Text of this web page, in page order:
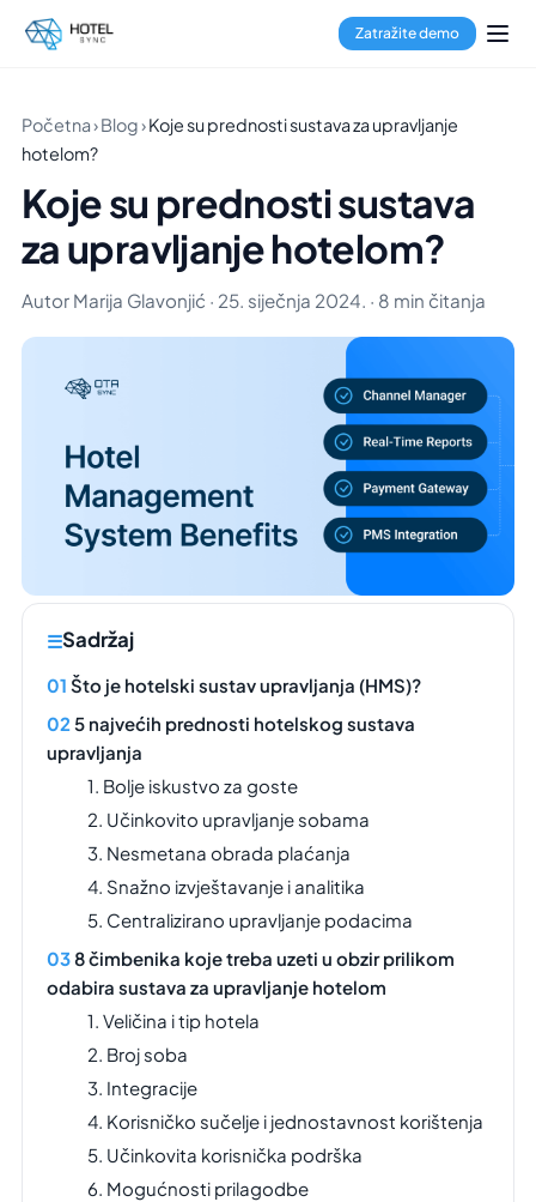
Zatražite demo
Početna›Blog›Koje su prednosti sustava za upravljanje
hotelom?
Koje su prednosti sustava
za upravljanje hotelom?
Autor Marija Glavonjić · 25. siječnja 2024. · 8 min čitanja
Sadržaj
Što je hotelski sustav upravljanja (HMS)?
5 najvećih prednosti hotelskog sustava
upravljanja
1. Bolje iskustvo za goste
2. Učinkovito upravljanje sobama
3. Nesmetana obrada plaćanja
4. Snažno izvještavanje i analitika
5. Centralizirano upravljanje podacima
8 čimbenika koje treba uzeti u obzir prilikom
odabira sustava za upravljanje hotelom
1. Veličina i tip hotela
2. Broj soba
3. Integracije
4. Korisničko sučelje i jednostavnost korištenja
5. Učinkovita korisnička podrška
6. Mogućnosti prilagodbe